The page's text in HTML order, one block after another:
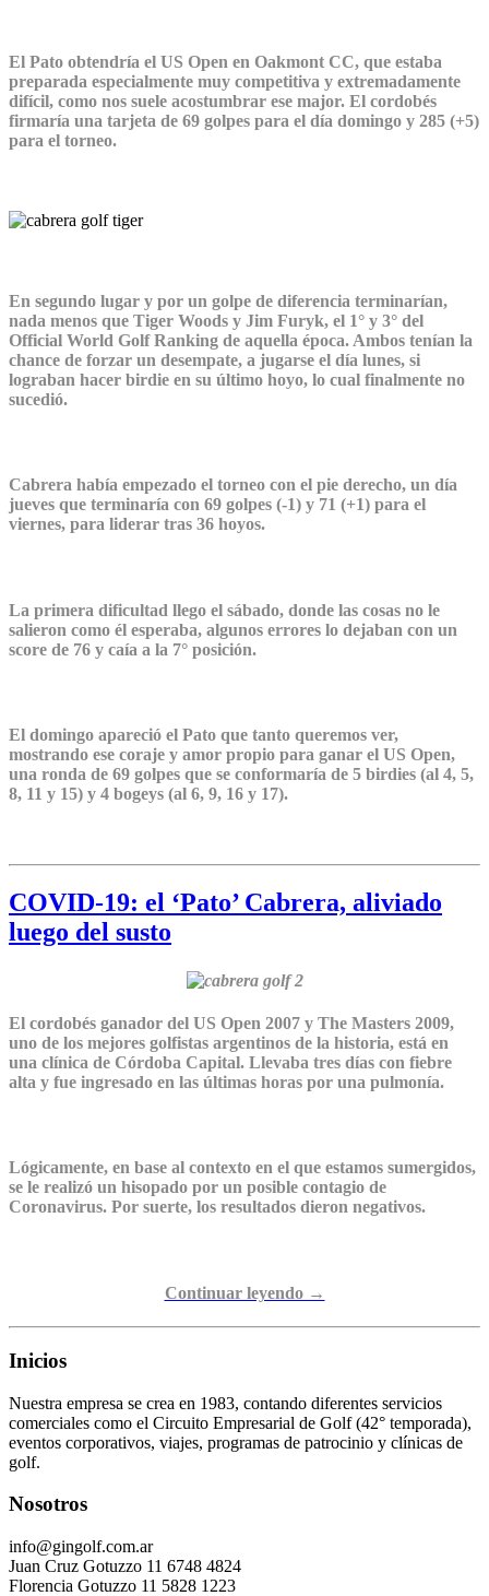
El Pato obtendría el US Open en Oakmont CC, que estaba
preparada especialmente muy competitiva y extremadamente
difícil, como nos suele acostumbrar ese major. El cordobés
firmaría una tarjeta de 69 golpes para el día domingo y 285 (+5)
para el torneo.
En segundo lugar y por un golpe de diferencia terminarían,
nada menos que Tiger Woods y Jim Furyk, el 1° y 3° del
Official World Golf Ranking de aquella época. Ambos tenían la
chance de forzar un desempate, a jugarse el día lunes, si
lograban hacer birdie en su último hoyo, lo cual finalmente no
sucedió.
Cabrera había empezado el torneo con el pie derecho, un día
jueves que terminaría con 69 golpes (-1) y 71 (+1) para el
viernes, para liderar tras 36 hoyos.
La primera dificultad llego el sábado, donde las cosas no le
salieron como él esperaba, algunos errores lo dejaban con un
score de 76 y caía a la 7° posición.
El domingo apareció el Pato que tanto queremos ver,
mostrando ese coraje y amor propio para ganar el US Open,
una ronda de 69 golpes que se conformaría de 5 birdies (al 4, 5,
8, 11 y 15) y 4 bogeys (al 6, 9, 16 y 17).
COVID-19: el ‘Pato’ Cabrera, aliviado
luego del susto
El cordobés ganador del US Open 2007 y The Masters 2009,
uno de los mejores golfistas argentinos de la historia, está en
una clínica de Córdoba Capital. Llevaba tres días con fiebre
alta y fue ingresado en las últimas horas por una pulmonía.
Lógicamente, en base al contexto en el que estamos sumergidos,
se le realizó un hisopado por un posible contagio de
Coronavirus. Por suerte, los resultados dieron negativos.
Continuar leyendo →
Inicios
Nuestra empresa se crea en 1983, contando diferentes servicios
comerciales como el Circuito Empresarial de Golf (42° temporada),
eventos corporativos, viajes, programas de patrocinio y clínicas de
golf.
Nosotros
info@gingolf.com.ar
Juan Cruz Gotuzzo 11 6748 4824
Florencia Gotuzzo 11 5828 1223